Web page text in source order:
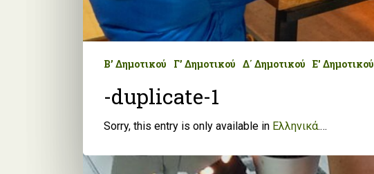
Ε' Δημοτικού ΣΤ' Δημοτικού Γυμνάσιο News
ΚΑΙΡΟΣ για αλλαγή!
Β’ Δημοτικού Γ’ Δημοτικού Δ΄ Δημοτικού Ε' Δημοτικού
-duplicate-1
Sorry, this entry is only available in Ελληνικά.…